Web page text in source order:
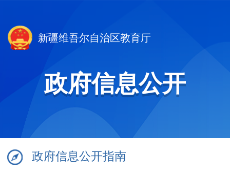
新疆维吾尔自治区教育厅
政府信息公开
政府信息公开指南